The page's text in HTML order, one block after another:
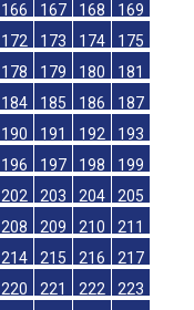
166 167 168
169
172 173 174
175
178 179 180
181
184 185 186
187
190 191 192
193
196 197 198
199
202 203 204
205
208 209 210
211
214 215 216
217
220 221 222
223